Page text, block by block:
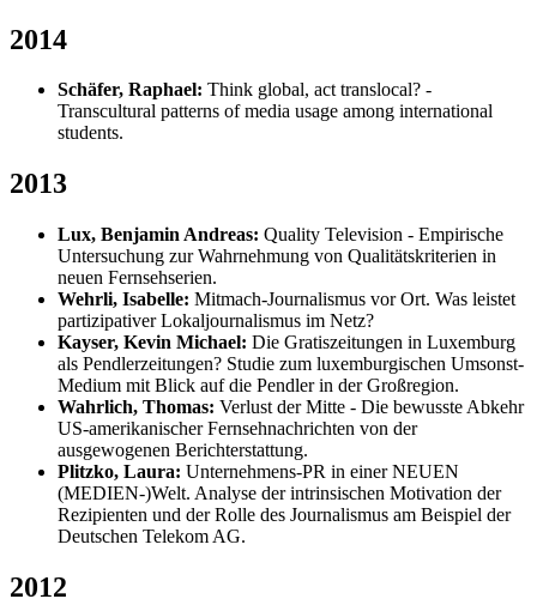
2014
Schäfer, Raphael: Think global, act translocal? -
Transcultural patterns of media usage among international
students.
2013
Lux, Benjamin Andreas: Quality Television - Empirische
Untersuchung zur Wahrnehmung von Qualitätskriterien in
neuen Fernsehserien.
Wehrli, Isabelle: Mitmach-Journalismus vor Ort. Was leistet
partizipativer Lokaljournalismus im Netz?
Kayser, Kevin Michael: Die Gratiszeitungen in Luxemburg
als Pendlerzeitungen? Studie zum luxemburgischen Umsonst-
Medium mit Blick auf die Pendler in der Großregion.
Wahrlich, Thomas: Verlust der Mitte - Die bewusste Abkehr
US-amerikanischer Fernsehnachrichten von der
ausgewogenen Berichterstattung.
Plitzko, Laura: Unternehmens-PR in einer NEUEN
(MEDIEN-)Welt. Analyse der intrinsischen Motivation der
Rezipienten und der Rolle des Journalismus am Beispiel der
Deutschen Telekom AG.
2012